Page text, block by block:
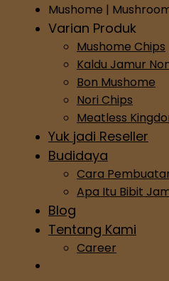
Mushome |
Varian Produk
Mushome Chips
Kaldu Jamur
Bon Mushome
Nori Chips
Meatless
Yuk jadi Reseller
Budidaya
Cara
Apa Itu Bibit
Blog
Tentang Kami
Career